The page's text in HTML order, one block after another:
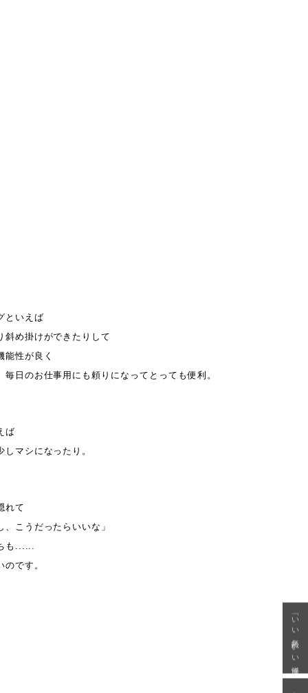
といえば
斜め掛けができたりして
能性が良く
毎日のお仕事用にも頼りになってとっても便利。
ば
マシになったり。
れて
、こうだったらいいな」
も......
です。
「いい年齢 いい洋服」